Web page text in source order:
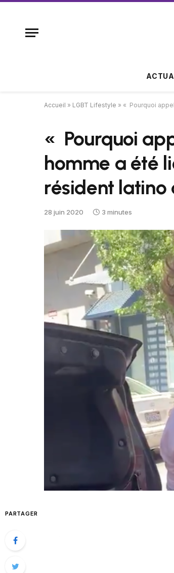
Accueil » LGBT Lifestyle » « Pourquoi
« Pourquoi
homme a été
résident latino
28 juin 2020 3 minutes
PARTAGER